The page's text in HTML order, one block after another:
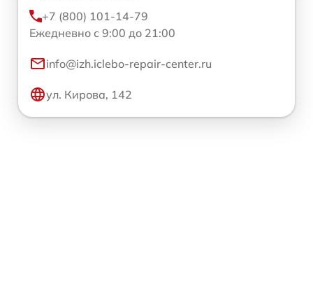
+7 (800) 101-14-79
Ежедневно с 9:00 до 21:00
info@izh.iclebo-repair-center.ru
ул. Кирова, 142